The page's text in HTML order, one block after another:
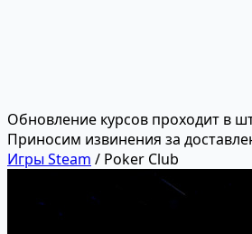
Обновление курсов проходит в
Приносим извинения за
Игры Steam / Poker Club